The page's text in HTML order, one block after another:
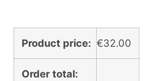
Product price: €32.00
Order total: